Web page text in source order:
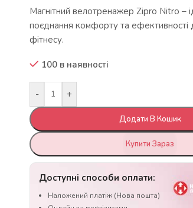
Магнітний велотренажер Zipro Nitro –
поєднання комфорту та
фітнесу.
100 в наявності
- +
Додати В Кошик
Купити Зараз
Доступні способи оплати:
Наложений платіж (Нова пошта)